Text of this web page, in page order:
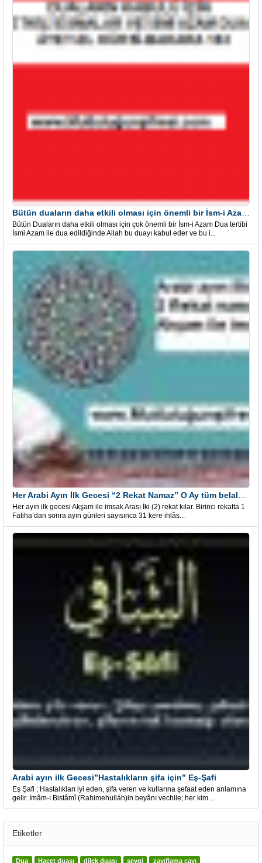
Bütün Duaların daha etkili olması için çok önemli bir İsm-i Azam Dua tertibi
İsmi Azam ile dua edildiğinde Allah bu duayı kabul eder ve bu i...
Her ayın ilk gecesi Akşam ile imsak Arası İki (2) rekat kılar. Birinci rekatta 1
Fatiha’dan sonra ayın günleri sayısınca 31 kere ihlâs...
Arabi ayın ilk Gecesi”Hastalıkların şifa için” Eş-Şafi
Eş Şafi ; Hastalıkları iyi eden, şifa veren ve kullarına şefaat eden anlamına
gelir. İmâm-ı Bistâmî (Rahimehulláh)in beyânı vechile; her kim...
Etiketler
Dua Hacet duası dilek duası sevgi zayıflama çayı